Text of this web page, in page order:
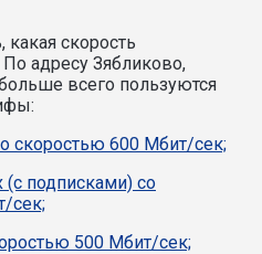
какая скорость
По адресу Зябликово,
всего пользуются
скоростью 600 Мбит/сек;
(с подписками) со
сек;
500 Мбит/сек;